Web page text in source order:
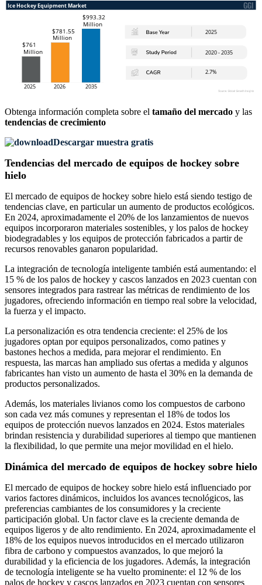
Obtenga información completa sobre el tamaño del mercado y las
tendencias de crecimiento
Descargar muestra gratis
Tendencias del mercado de equipos de hockey sobre
hielo
El mercado de equipos de hockey sobre hielo está siendo testigo de
tendencias clave, en particular un aumento de productos ecológicos.
En 2024, aproximadamente el 20% de los lanzamientos de nuevos
equipos incorporaron materiales sostenibles, y los palos de hockey
biodegradables y los equipos de protección fabricados a partir de
recursos renovables ganaron popularidad.
La integración de tecnología inteligente también está aumentando: el
15 % de los palos de hockey y cascos lanzados en 2023 cuentan con
sensores integrados para rastrear las métricas de rendimiento de los
jugadores, ofreciendo información en tiempo real sobre la velocidad,
la fuerza y ​​el impacto.
La personalización es otra tendencia creciente: el 25% de los
jugadores optan por equipos personalizados, como patines y
bastones hechos a medida, para mejorar el rendimiento. En
respuesta, las marcas han ampliado sus ofertas a medida y algunos
fabricantes han visto un aumento de hasta el 30% en la demanda de
productos personalizados.
Además, los materiales livianos como los compuestos de carbono
son cada vez más comunes y representan el 18% de todos los
equipos de protección nuevos lanzados en 2024. Estos materiales
brindan resistencia y durabilidad superiores al tiempo que mantienen
la flexibilidad, lo que permite una mejor movilidad en el hielo.
Dinámica del mercado de equipos de hockey sobre hielo
El mercado de equipos de hockey sobre hielo está influenciado por
varios factores dinámicos, incluidos los avances tecnológicos, las
preferencias cambiantes de los consumidores y la creciente
participación global. Un factor clave es la creciente demanda de
equipos ligeros y de alto rendimiento. En 2024, aproximadamente el
18% de los equipos nuevos introducidos en el mercado utilizaron
fibra de carbono y compuestos avanzados, lo que mejoró la
durabilidad y la eficiencia de los jugadores. Además, la integración
de tecnología inteligente se ha vuelto prominente: el 12 % de los
palos de hockey y cascos lanzados en 2023 cuentan con sensores